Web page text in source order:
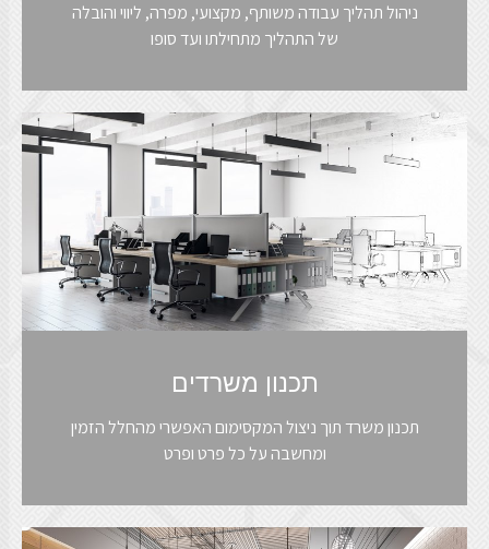
ניהול תהליך עבודה משותף, מקצועי, מפרה, ליווי והובלה
של התהליך מתחילתו ועד סופו
תכנון משרדים
תכנון משרד תוך ניצול המקסימום האפשרי מהחלל הזמין
ומחשבה על כל פרט ופרט